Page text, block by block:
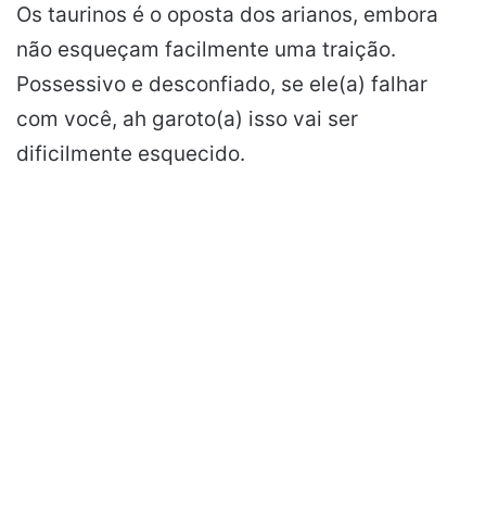
Os taurinos é o oposta dos arianos, embora
não esqueçam facilmente uma traição.
Possessivo e desconfiado, se ele(a) falhar
com você, ah garoto(a) isso vai ser
dificilmente esquecido.